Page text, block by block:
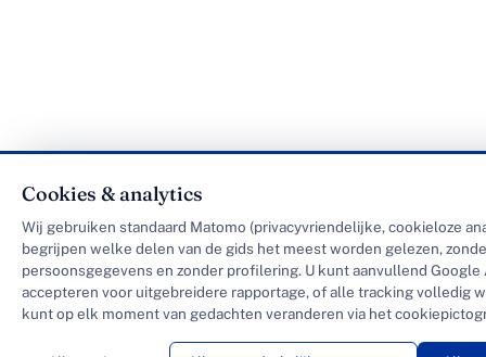
Cookies & analytics
Wij gebruiken standaard Matomo (privacyvriendelijke, cookieloze
begrijpen welke delen van de gids het meest worden gelezen,
persoonsgegevens en zonder profilering. U kunt aanvullend Google
accepteren voor uitgebreidere rapportage, of alle tracking volledig
kunt op elk moment van gedachten veranderen via het